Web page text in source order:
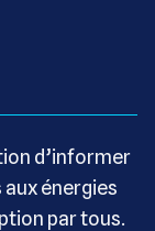
d’informer
aux énergies
par tous.